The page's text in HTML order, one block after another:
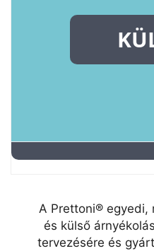
A Prettoni®
és külső
tervezésére és